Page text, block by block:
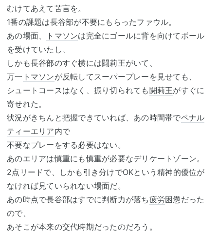
むけてあえて苦言を。
1番の課題は長谷部が不要にもらったファウル。
あの場面、
トマソンは完全にゴールに背を向けてボール
を受けていたし、
しかも長谷部のすぐ横には闘莉王がいて、
万一 トマソンが反転してスーパープレーを見せても、
シュートコースはなく、振り切られても闘莉王がすぐに
寄せれた。
状況がきちんと把握できていれば、あの時間帯でペナル
ティーエリア内で
不要なプレーをする必要はない。
あのエリアは慎重にも慎重が必要なデリケートゾーン。
2点リードで、しかも引き分けでOKという精神的優位が
なければ見ていられない場面だ。
あの時点で長谷部はすでに判断力が落ち疲労困憊だった
ので、
あそこが本来の交代時期だったのだろう。